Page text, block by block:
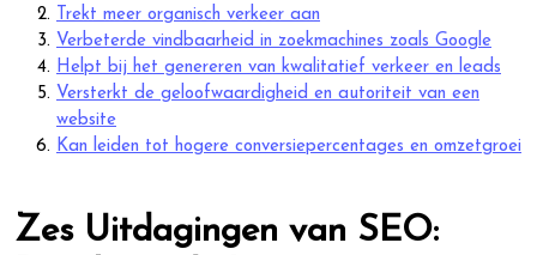
Trekt meer organisch verkeer aan
Verbeterde vindbaarheid in zoekmachines zoals Google
Helpt bij het genereren van kwalitatief verkeer en leads
Versterkt de geloofwaardigheid en autoriteit van een
website
Kan leiden tot hogere conversiepercentages en omzetgroei
Zes Uitdagingen van SEO: